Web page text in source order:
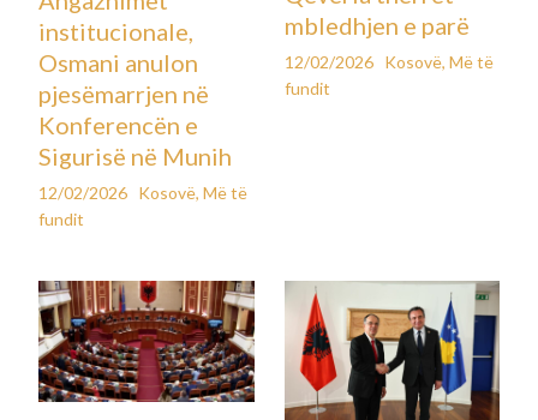
institucionale,
Osmani anulon
pjesëmarrjen në
Konferencën e
Sigurisë në Munih
12/02/2026 Kosovë,Më të
fundit
mbledhjen e parë
12/02/2026 Kosovë, Më të
fundit